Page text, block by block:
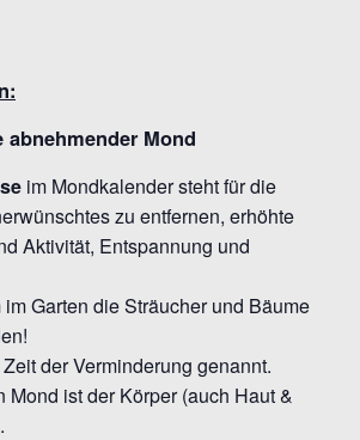
abnehmender Mond
im Mondkalender steht für die
zu entfernen, erhöhte
Aktivität, Entspannung und
Garten die Sträucher und Bäume
der Verminderung genannt.
Mond ist der Körper (auch Haut &